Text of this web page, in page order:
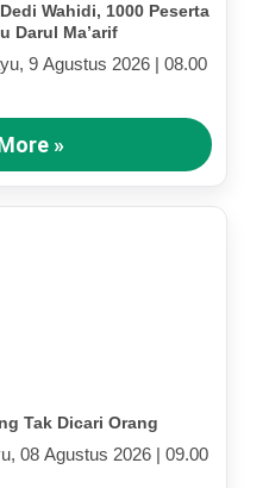
Wahidi, 1000 Peserta
Darul Ma’arif
9 Agustus 2026 | 08.00
»
Tak Dicari Orang
08 Agustus 2026 | 09.00